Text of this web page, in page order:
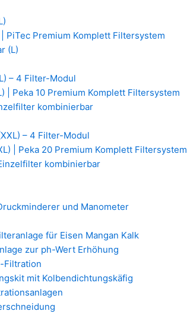
PiTec Premium Komplett Filtersystem
(L)
– 4 Filter-Modul
| Peka 10 Premium Komplett Filtersystem
kombinierbar
– 4 Filter-Modul
| Peka 20 Premium Komplett Filtersystem
kombinierbar
und Manometer
für Eisen Mangan Kalk
zur ph-Wert Erhöhung
Filtration
mit Kolbendichtungskäfig